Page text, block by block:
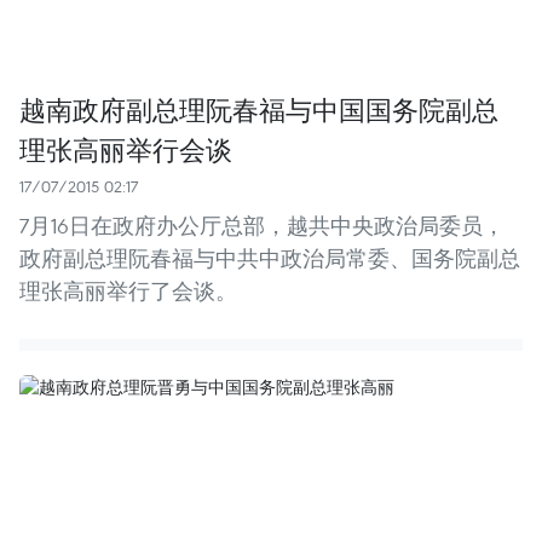
越南政府副总理阮春福与中国国务院副总
理张高丽举行会谈
17/07/2015 02:17
7月16日在政府办公厅总部，越共中央政治局委员，
政府副总理阮春福与中共中政治局常委、国务院副总
理张高丽举行了会谈。